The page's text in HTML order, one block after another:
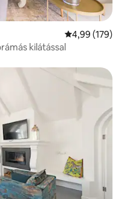
Átlagos
4,99 (179)
kilátással